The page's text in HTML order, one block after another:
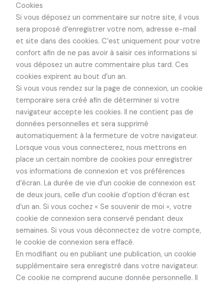
Cookies
Si vous déposez un commentaire sur notre site, il vous
sera proposé d’enregistrer votre nom, adresse e-mail
et site dans des cookies. C’est uniquement pour votre
confort afin de ne pas avoir à saisir ces informations si
vous déposez un autre commentaire plus tard. Ces
cookies expirent au bout d’un an.
Si vous vous rendez sur la page de connexion, un cookie
temporaire sera créé afin de déterminer si votre
navigateur accepte les cookies. Il ne contient pas de
données personnelles et sera supprimé
automatiquement à la fermeture de votre navigateur.
Lorsque vous vous connecterez, nous mettrons en
place un certain nombre de cookies pour enregistrer
vos informations de connexion et vos préférences
d’écran. La durée de vie d’un cookie de connexion est
de deux jours, celle d’un cookie d’option d’écran est
d’un an. Si vous cochez « Se souvenir de moi », votre
cookie de connexion sera conservé pendant deux
semaines. Si vous vous déconnectez de votre compte,
le cookie de connexion sera effacé.
En modifiant ou en publiant une publication, un cookie
supplémentaire sera enregistré dans votre navigateur.
Ce cookie ne comprend aucune donnée personnelle. Il